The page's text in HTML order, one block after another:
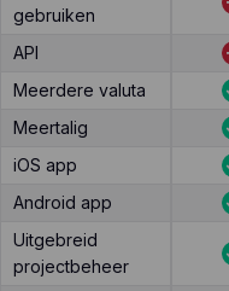
gebruiken
API
Meerdere valuta
Meertalig
iOS app
Android app
Uitgebreid
projectbeheer